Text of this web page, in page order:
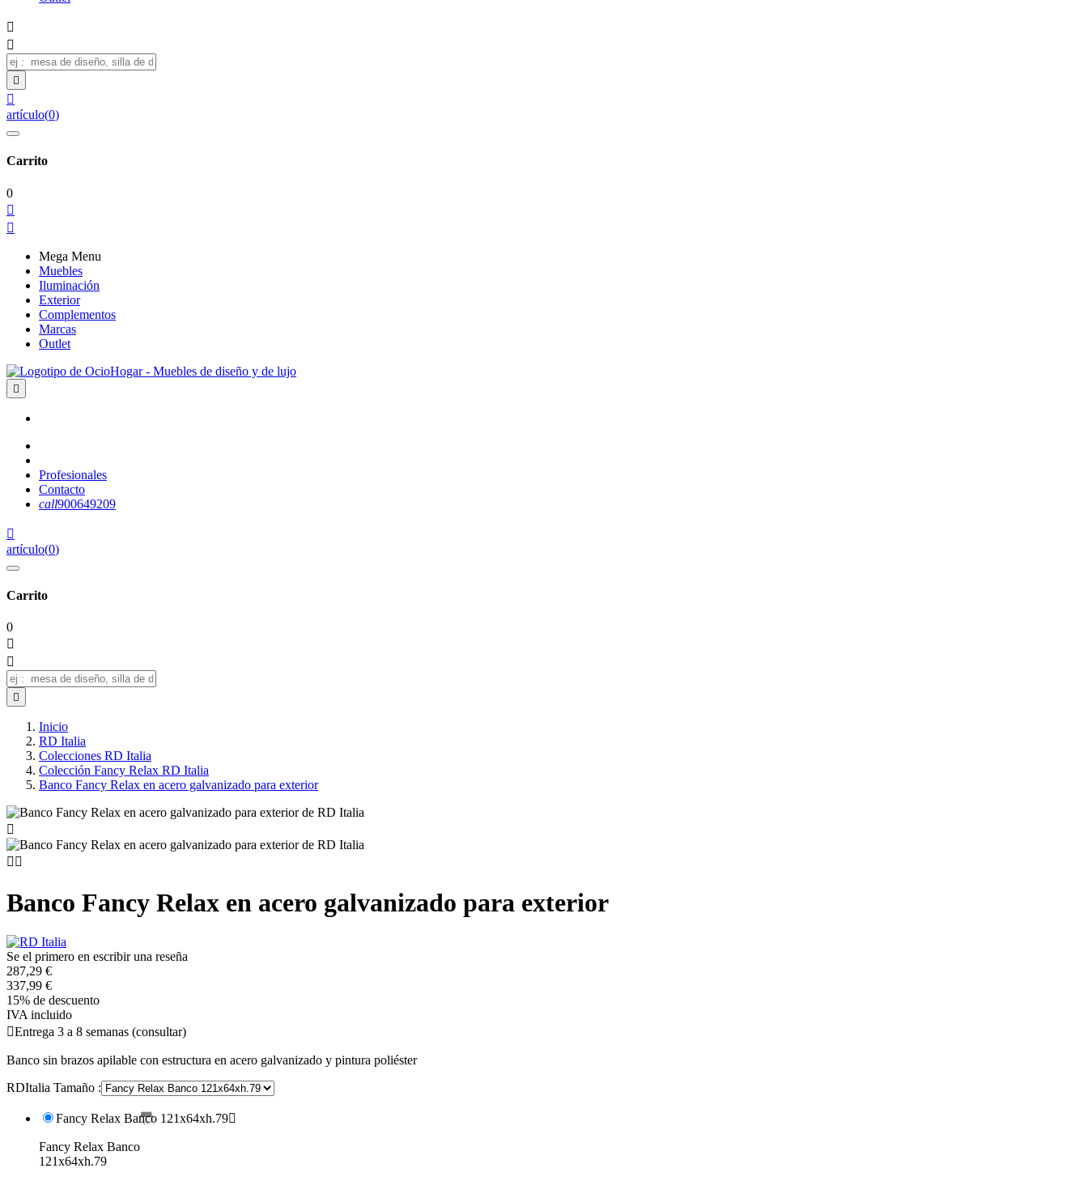




artículo(0)
Carrito
0


Mega Menu
Muebles
Iluminación
Exterior
Complementos
Marcas
Outlet

Profesionales
Contacto
call900649209

artículo(0)
Carrito
0



Inicio
RD Italia
Colecciones RD Italia
Colección Fancy Relax RD Italia
Banco Fancy Relax en acero galvanizado para exterior

 
Banco Fancy Relax en acero galvanizado para exterior
Se el primero en escribir una reseña
287,29 €
337,99 €
15% de descuento
IVA incluido
Entrega 3 a 8 semanas (consultar)
Banco sin brazos apilable con estructura en acero galvanizado y pintura poliéster
RDItalia Tamaño :
Fancy Relax Banco 121x64xh.79
Fancy Relax Banco
121x64xh.79